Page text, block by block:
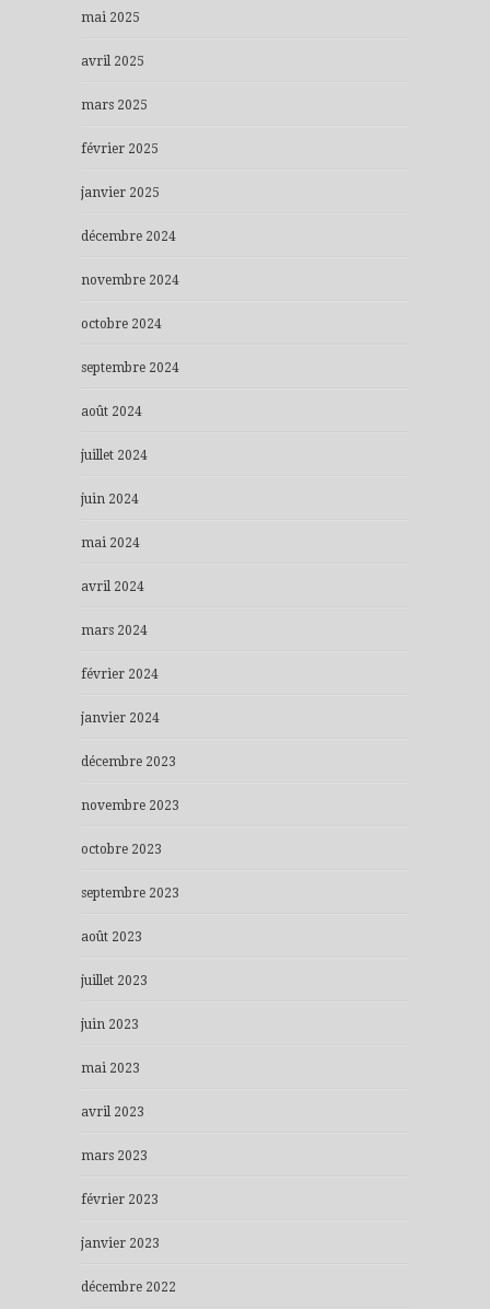
mai 2025
avril 2025
mars 2025
février 2025
janvier 2025
décembre 2024
novembre 2024
octobre 2024
septembre 2024
août 2024
juillet 2024
juin 2024
mai 2024
avril 2024
mars 2024
février 2024
janvier 2024
décembre 2023
novembre 2023
octobre 2023
septembre 2023
août 2023
juillet 2023
juin 2023
mai 2023
avril 2023
mars 2023
février 2023
janvier 2023
décembre 2022